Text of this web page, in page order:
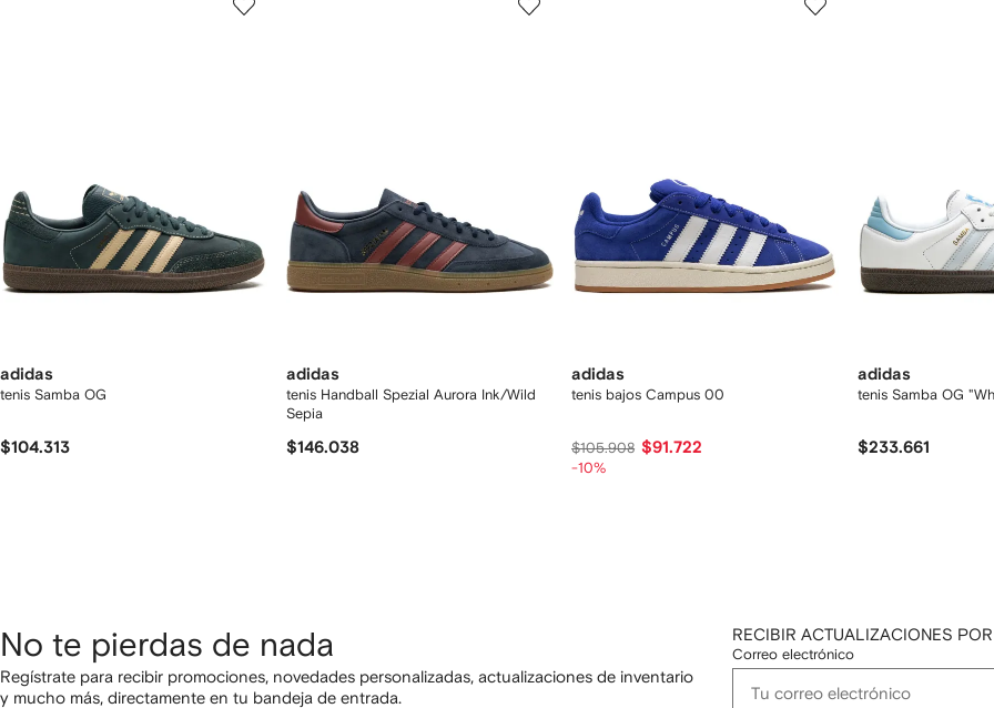
adidas
tenis Samba OG
$104.313
adidas
tenis Handball Spezial Aurora Ink/Wild
Sepia
$146.038
adidas
tenis bajos Campus 00
$105.908 $91.722
-10%
adidas
tenis Samba OG
$233.661
No te pierdas de nada
Regístrate para recibir promociones, novedades personalizadas, actualizaciones de inventario
y mucho más, directamente en tu bandeja de entrada.
RECIBIR ACTUALIZACIONES POR
Correo electrónico